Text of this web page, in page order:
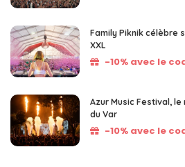
Family Piknik célèbre
XXL
-10% avec le
Azur Music Festival,
du Var
-10% avec le